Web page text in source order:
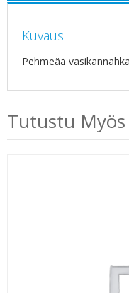
Kuvaus
Pehmeää
Tutustu Myös